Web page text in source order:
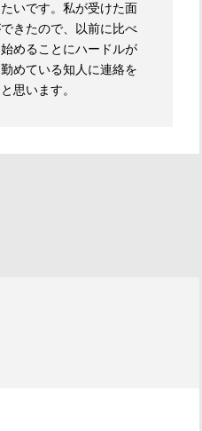
いです。私が受けた面
きたので、以前に比べ
めることにハードルが
めている知人に連絡を
思います。